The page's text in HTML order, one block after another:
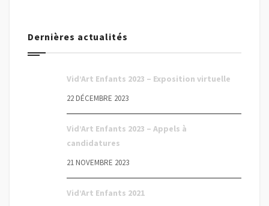
Dernières actualités
Vid’Art Enfants 2023 – Exposition virtuelle
22 DÉCEMBRE 2023
Vid’Art Enfants 2023 – Appels à
candidatures
21 NOVEMBRE 2023
Vid’Art Enfants 2021